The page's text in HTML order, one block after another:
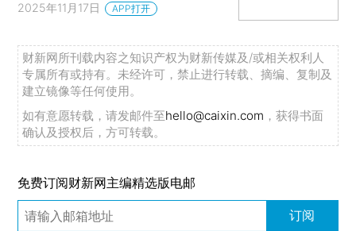
2025年11月17日 APP打开
财新网所刊载内容之知识产权为财新传媒及/或相关权利人
专属所有或持有。未经许可，禁止进行转载、摘编、复制及
建立镜像等任何使用。
如有意愿转载，请发邮件至hello@caixin.com ，获得书面
确认及授权后，方可转载。
免费订阅财新网主编精选版电邮
订阅